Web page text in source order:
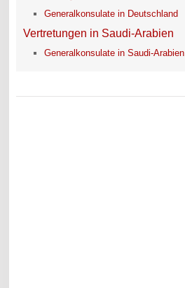
Generalkonsulate in Deutschland
Vertretungen in Saudi-Arabien
Generalkonsulate in Saudi-Arabien